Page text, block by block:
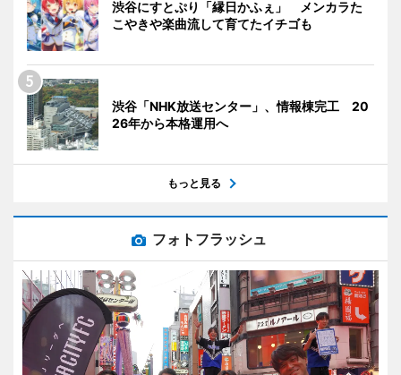
渋谷にすとぷり「縁日かふぇ」 メンカラた
こやきや楽曲流して育てたイチゴも
渋谷「NHK放送センター」、情報棟完工 20
26年から本格運用へ
もっと見る
フォトフラッシュ